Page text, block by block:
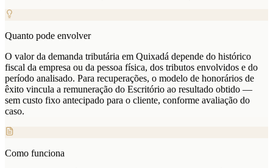
Quanto pode envolver
O valor da demanda tributária em Quixadá depende do histórico
fiscal da empresa ou da pessoa física, dos tributos envolvidos e do
período analisado. Para recuperações, o modelo de honorários de
êxito vincula a remuneração do Escritório ao resultado obtido —
sem custo fixo antecipado para o cliente, conforme avaliação do
caso.
Como funciona